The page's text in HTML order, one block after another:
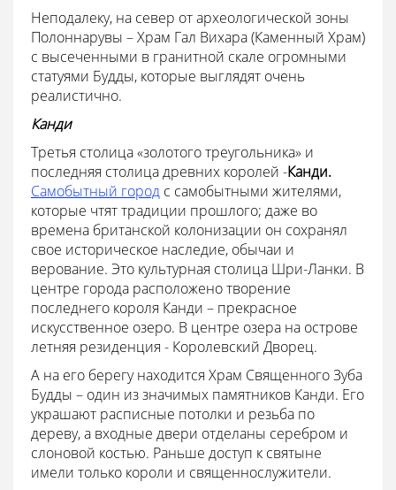
Неподалеку, на север от археологической зоны
Полоннарувы – Храм Гал Вихара (Каменный Храм)
с высеченными в гранитной скале огромными
статуями Будды, которые выглядят очень
реалистично.
Канди
Третья столица «золотого треугольника» и
последняя столица древних королей -Канди.
Самобытный город с самобытными жителями,
которые чтят традиции прошлого; даже во
времена британской колонизации он сохранял
свое историческое наследие, обычаи и
верование. Это культурная столица Шри-Ланки. В
центре города расположено творение
последнего короля Канди – прекрасное
искусственное озеро. В центре озера на острове
летняя резиденция - Королевский Дворец.
А на его берегу находится Храм Священного Зуба
Будды – один из значимых памятников Канди. Его
украшают расписные потолки и резьба по
дереву, а входные двери отделаны серебром и
слоновой костью. Раньше доступ к святыне
имели только короли и священнослужители.